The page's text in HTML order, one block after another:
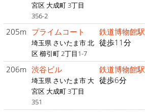
宮区 大成町 3丁目
356-2
205m プライムコート
埼玉県 さいたま市 北
区 櫛引町 2丁目1-7
鉄道博物館駅
徒歩11分
206m 渋谷ビル
埼玉県 さいたま市 大
宮区 大成町 3丁目
351
鉄道博物館駅
徒歩6分